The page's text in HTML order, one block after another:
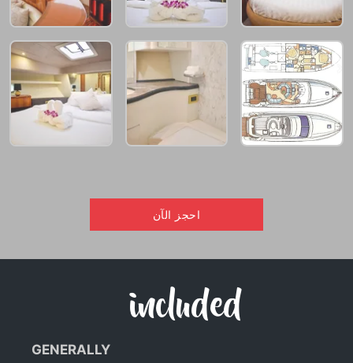
احجز الآن
included
GENERALLY